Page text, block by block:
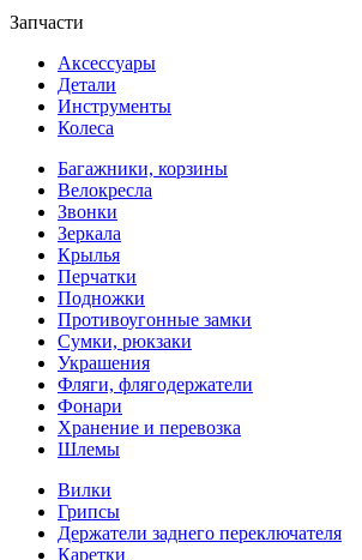
Запчасти
Аксессуары
Детали
Инструменты
Колеса
Багажники, корзины
Велокресла
Звонки
Зеркала
Крылья
Перчатки
Подножки
Противоугонные замки
Сумки, рюкзаки
Украшения
Фляги, флягодержатели
Фонари
Хранение и перевозка
Шлемы
Вилки
Грипсы
Держатели заднего переключателя
Каретки